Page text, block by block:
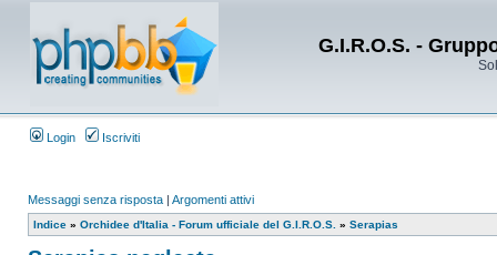
G.I.R.O.S. -
Login Iscriviti
Messaggi senza risposta | Argomenti attivi
Indice » Orchidee d'Italia - Forum ufficiale del G.I.R.O.S. » Serapias